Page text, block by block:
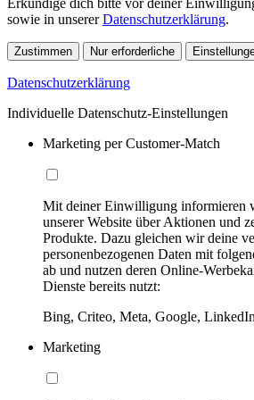
Erkundige dich bitte vor deiner
sowie in unsererDatenschutzerklärung.
Zustimmen Nur erforderliche
Datenschutzerklärung
Individuelle Datenschutz-Einstellungen
Marketing per Customer-Match
Mit deiner Einwilligung informieren
unserer Website über Aktionen und
Produkte. Dazu gleichen wir deine
personenbezogenen Daten mit
ab und nutzen deren Online-
Dienste bereits nutzt:
Bing, Criteo, Meta, Google,
Marketing